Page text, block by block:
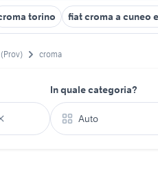
torino fiat croma a cuneo
croma
In quale categoria?
Auto